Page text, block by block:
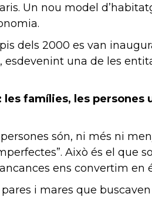
Un nou model
dels 2000 es van
esdevenint una de les
les famílies, les
són, ni més ni
Això és el que
ens convertim en
pares i mares que